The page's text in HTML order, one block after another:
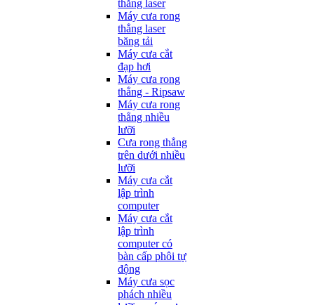
thẳng laser
Máy cưa rong
thẳng laser
băng tải
Máy cưa cắt
đạp hơi
Máy cưa rong
thẳng - Ripsaw
Máy cưa rong
thẳng nhiều
lưỡi
Cưa rong thẳng
trên dưới nhiều
lưỡi
Máy cưa cắt
lập trình
computer
Máy cưa cắt
lập trình
computer có
bàn cấp phôi tự
động
Máy cưa sọc
phách nhiều